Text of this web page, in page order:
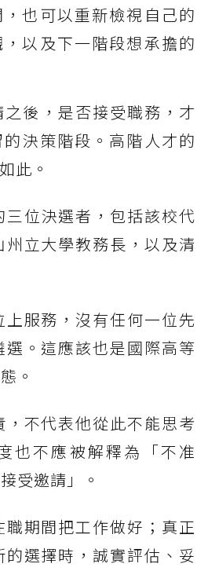
也可以重新檢視自己的
以及下一階段想承擔的
後，是否接受職務，才
決策階段。高階人才的
此。
位決選者，包括該校代
立大學教務長，以及清
服務，沒有任何一位先
。這應該也是國際高等
。
不代表他從此不能思考
也不應被解釋為「不准
受邀請」。
期間把工作做好；真正
選擇時，誠實評估、妥